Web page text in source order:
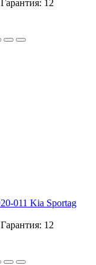
Гарантия: 12
011 Kia Sportag
Гарантия: 12